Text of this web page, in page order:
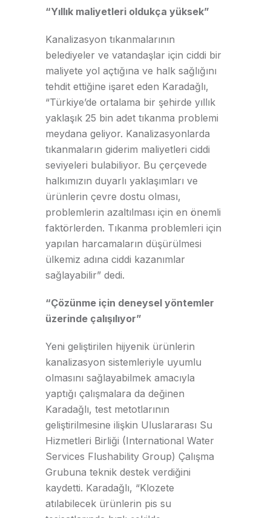
“Yıllık maliyetleri oldukça yüksek”
Kanalizasyon tıkanmalarının
belediyeler ve vatandaşlar için ciddi bir
maliyete yol açtığına ve halk sağlığını
tehdit ettiğine işaret eden Karadağlı,
“Türkiye’de ortalama bir şehirde yıllık
yaklaşık 25 bin adet tıkanma problemi
meydana geliyor. Kanalizasyonlarda
tıkanmaların giderim maliyetleri ciddi
seviyeleri bulabiliyor. Bu çerçevede
halkımızın duyarlı yaklaşımları ve
ürünlerin çevre dostu olması,
problemlerin azaltılması için en önemli
faktörlerden. Tıkanma problemleri için
yapılan harcamaların düşürülmesi
ülkemiz adına ciddi kazanımlar
sağlayabilir” dedi.
“Çözünme için deneysel yöntemler
üzerinde çalışılıyor”
Yeni geliştirilen hijyenik ürünlerin
kanalizasyon sistemleriyle uyumlu
olmasını sağlayabilmek amacıyla
yaptığı çalışmalara da değinen
Karadağlı, test metotlarının
geliştirilmesine ilişkin Uluslararası Su
Hizmetleri Birliği (International Water
Services Flushability Group) Çalışma
Grubuna teknik destek verdiğini
kaydetti. Karadağlı, “Klozete
atılabilecek ürünlerin pis su